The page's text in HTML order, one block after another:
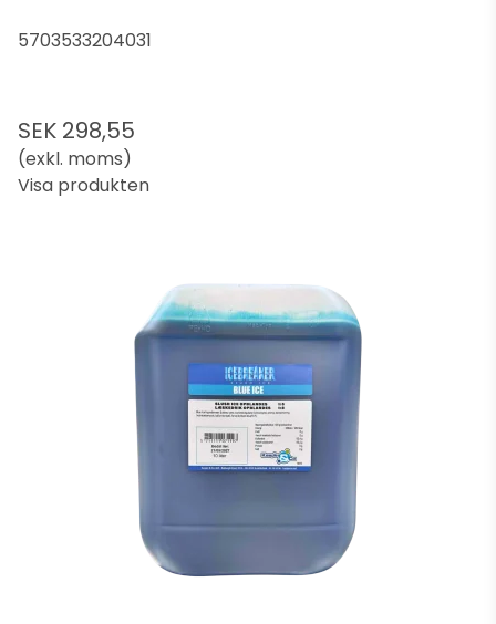
5703533204031
SEK 298,55
(exkl. moms)
Visa produkten